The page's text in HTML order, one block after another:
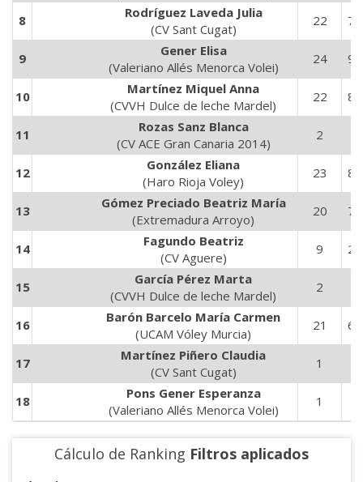
8
Rodríguez Laveda Julia
(CV Sant Cugat)
22 77
9
Gener Elisa
(Valeriano Allés Menorca Volei)
24 95
10
Martínez Miquel Anna
(CVVH Dulce de leche Mardel)
22 86
11
Rozas Sanz Blanca
(CV ACE Gran Canaria 2014)
2
12
González Eliana
(Haro Rioja Voley)
23 84
13
Gómez Preciado Beatriz María
(Extremadura Arroyo)
20 73
14
Fagundo Beatriz
(CV Aguere)
9 29
15
García Pérez Marta
(CVVH Dulce de leche Mardel)
2
16
Barón Barcelo María Carmen
(UCAM Vóley Murcia)
21 69
17
Martínez Piñero Claudia
(CV Sant Cugat)
1
18
Pons Gener Esperanza
(Valeriano Allés Menorca Volei)
1
Cálculo de Ranking Filtros aplicados